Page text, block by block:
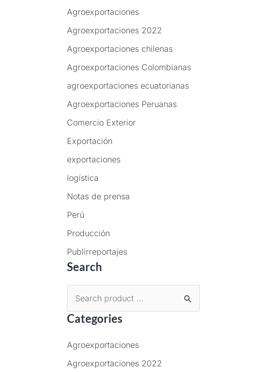
Agroexportaciones
Agroexportaciones 2022
Agroexportaciones chilenas
Agroexportaciones Colombianas
agroexportaciones ecuatorianas
Agroexportaciones Peruanas
Comercio Exterior
Exportación
exportaciones
logística
Notas de prensa
Perú
Producción
Publirreportajes
Search
u
c
a
Categories
Agroexportaciones
Agroexportaciones 2022